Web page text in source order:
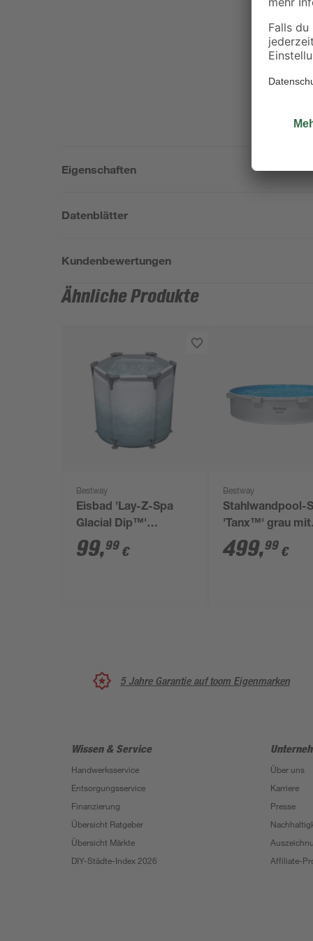
Eigenschaften
Datenblätter
Kundenbewertungen
Ähnliche Produkte
Bestway
Eisbad 'Lay-Z-Spa
Glacial Dip™'
lichtgrau mit
Eismuster Ø 90 x 80
99,99 €
Bestway
Stahlwandpool-
'Tanx™' grau mit
Filterpumpe Ø
61 cm
499,99 €
5 Jahre Garantie auf toom Eigenmarken
Wissen & Service
Handwerksservice
Entsorgungsservice
Finanzierung
Übersicht Ratgeber
Übersicht Märkte
DIY-Städte-Index 2026
Über uns
Karriere
Presse
Affiliate-